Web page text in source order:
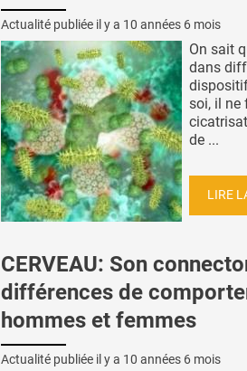
Actualité publiée il y a 10 années 6 mois
On sait
dans
soi, il ne
de ...
LIRE
CERVEAU: Son
différences de
hommes et femmes
Actualité publiée il y a 10 années 6 mois